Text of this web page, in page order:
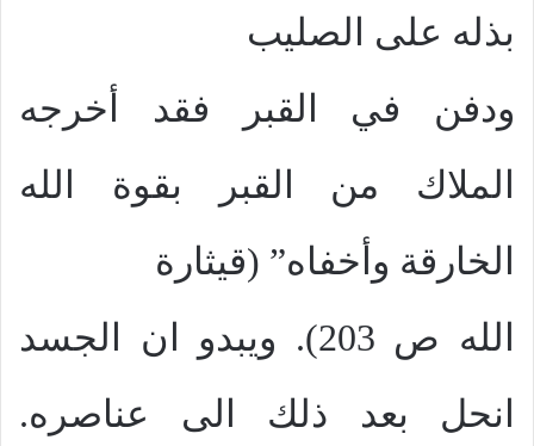
بذله على الصليب
ودفن في القبر فقد أخرجه
الملاك من القبر بقوة الله
الخارقة وأخفاه” (قيثارة
الله ص 203). ويبدو ان الجسد
انحل بعد ذلك الى عناصره.